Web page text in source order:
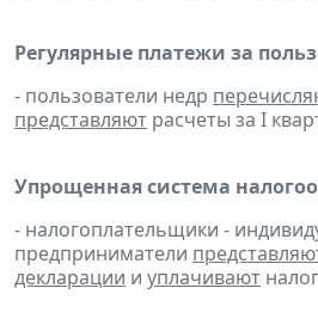
Регулярные платежи за
- пользователи недр
представляют расчеты за I
Упрощенная система
- налогоплательщики -
предприниматели
декларации и уплачивают